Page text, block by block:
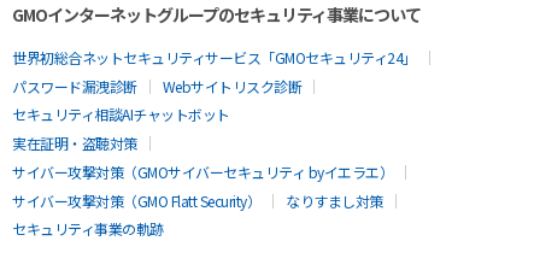
GMOインターネットグループのセキュリティ事業について
世界初総合ネットセキュリティサービス「GMOセキュリティ24」
パスワード漏洩診断
Webサイトリスク診断
セキュリティ相談AIチャットボット
実在証明・盗聴対策
サイバー攻撃対策（GMOサイバーセキュリティ byイエラエ）
サイバー攻撃対策（GMO Flatt Security）
なりすまし対策
セキュリティ事業の軌跡